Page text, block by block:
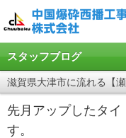
スタッフブログ
滋賀県大津市に流れる【
先月アップしたタ
す。